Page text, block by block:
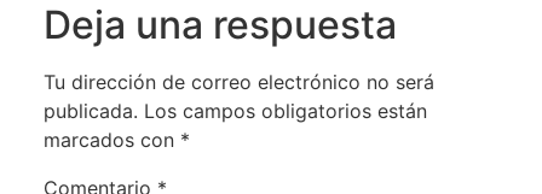
Deja una respuesta
Tu dirección de correo electrónico no será
publicada. Los campos obligatorios están
marcados con *
Comentario *